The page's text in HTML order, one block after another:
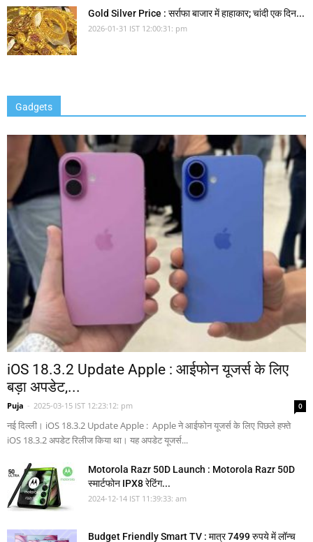
Gold Silver Price : सर्राफा बाजार में हाहाकार; चांदी एक दिन...
2026-01-31 IST 12:00:31: pm
Gadgets
iOS 18.3.2 Update Apple : आईफोन यूजर्स के लिए
बड़ा अपडेट,...
Puja - 2025-03-15 IST 12:23:12: pm 0
नई दिल्ली। iOS 18.3.2 Update Apple : Apple ने आईफोन यूजर्स के लिए पिछले हफ्ते
iOS 18.3.2 अपडेट रिलीज किया था। यह अपडेट यूजर्स...
Motorola Razr 50D Launch : Motorola Razr 50D
स्मार्टफोन IPX8 रेटिंग...
2024-12-14 IST 11:39:33: am
Budget Friendly Smart TV : मात्र 7499 रुपये में लॉन्च